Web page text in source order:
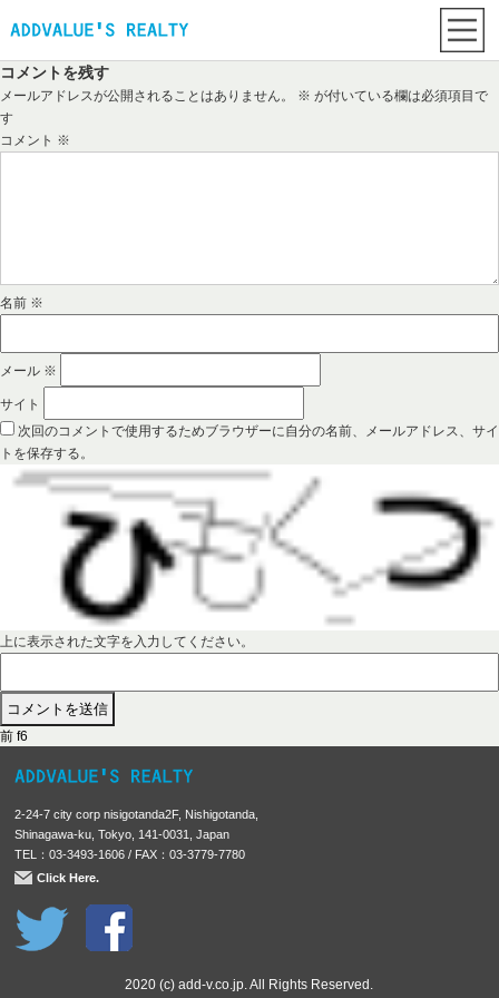
コメントを残す
メールアドレスが公開されることはありません。 ※ が付いている欄は必須項目で
す
コメント ※
名前 ※
メール ※
サイト
次回のコメントで使用するためブラウザーに自分の名前、メールアドレス、サイ
トを保存する。
上に表示された文字を入力してください。
投
稿
ビ
ゲ
ー
シ
ョ
前 前
投
:
f6
2-24-7 city corp nisigotanda2F, Nishigotanda,
Shinagawa-ku, Tokyo, 141-0031, Japan
TEL：03-3493-1606 / FAX：03-3779-7780
Click Here.
2020 (c) add-v.co.jp. All Rights Reserved.